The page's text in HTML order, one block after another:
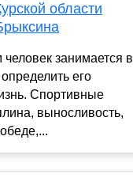
области
занимается в
его
Спортивные
выносливость,